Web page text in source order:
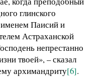
глинского
Паисий и
Астраханской
непрестанно
твоей», – сказал
архимандриту[6].